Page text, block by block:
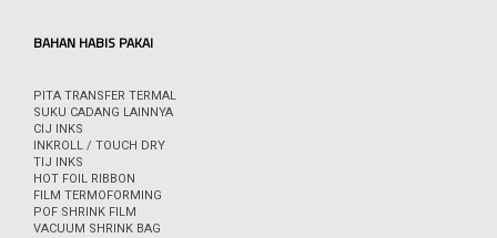
BAHAN HABIS PAKAI
PITA TRANSFER TERMAL
SUKU CADANG LAINNYA
CIJ INKS
INKROLL / TOUCH DRY
TIJ INKS
HOT FOIL RIBBON
FILM TERMOFORMING
POF SHRINK FILM
VACUUM SHRINK BAG